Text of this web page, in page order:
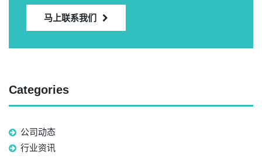
马上联系我们
Categories
公司动态
行业资讯